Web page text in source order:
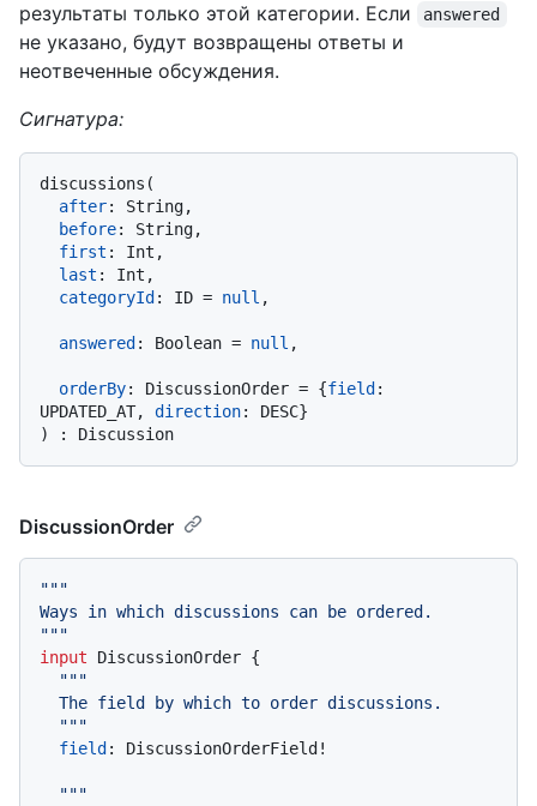
результаты только этой категории. Если
answered
не указано, будут возвращены ответы и
неотвеченные обсуждения.
Сигнатура:
discussions (
after:
String,
before:
String,
first :
Int,
last :
Int,
categoryId : ID = null ,
answered : Boolean = null ,
orderBy: DiscussionOrder = {field :
UPDATED_AT, direction: DESC}
)
:
DiscussionOrder
"""
Ways in which discussions can be ordered.
"""
input DiscussionOrder {
"""
  "
""
field : DiscussionOrderField !
"""